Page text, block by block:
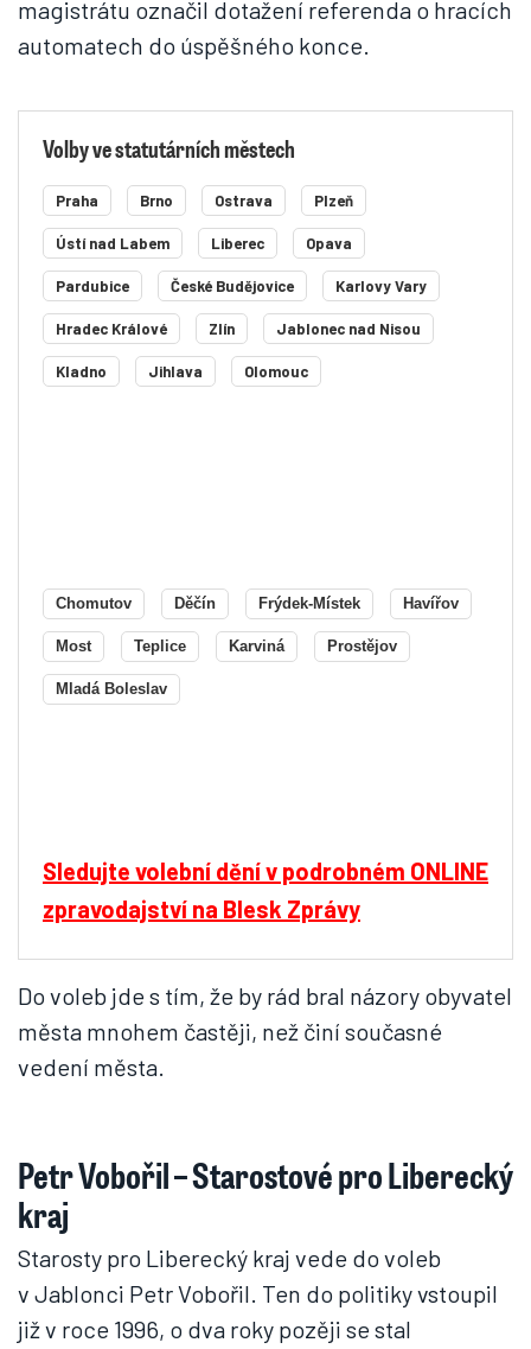
magistrátu označil dotažení referenda o hracích
automatech do úspěšného konce.
Volby ve statutárních městech
Praha Brno Ostrava Plzeň
Ústí nad Labem Liberec Opava
Pardubice České Budějovice Karlovy Vary
Hradec Králové Zlín Jablonec nad Nisou
Kladno Jihlava Olomouc
Chomutov Děčín Frýdek-Místek Havířov
Most Teplice Karviná Prostějov
Mladá Boleslav
Sledujte volební dění v podrobném ONLINE
zpravodajství na Blesk Zprávy
Do voleb jde s tím, že by rád bral názory obyvatel
města mnohem častěji, než činí současné
vedení města.
Petr Vobořil – Starostové pro Liberecký
kraj
Starosty pro Liberecký kraj vede do voleb
v Jablonci Petr Vobořil. Ten do politiky vstoupil
již v roce 1996, o dva roky pozěji se stal